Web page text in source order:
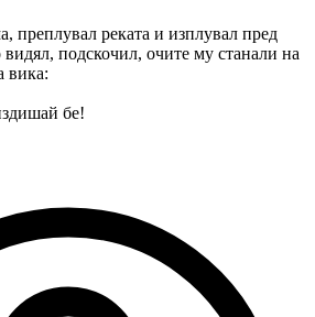
преплувал реката и изплувал пред
видял, подскочил, очите му станали на
вика:
бе!